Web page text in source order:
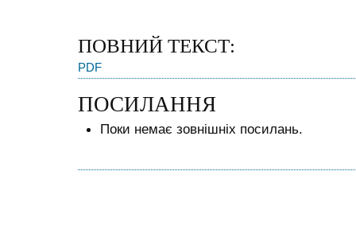
ПОВНИЙ ТЕКСТ:
PDF
ПОСИЛАННЯ
Поки немає зовнішніх посилань.